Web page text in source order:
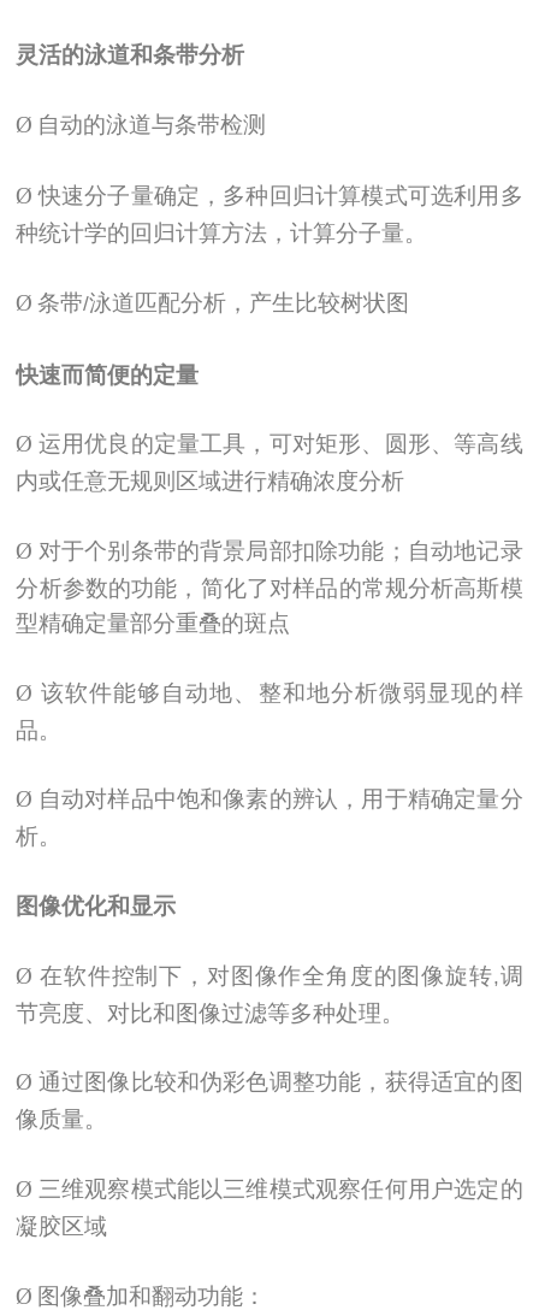
灵活的泳道和条带分析
Ø 自动的泳道与条带检测
Ø 快速分子量确定，多种回归计算模式可选利用多
种统计学的回归计算方法，计算分子量。
Ø 条带/泳道匹配分析，产生比较树状图
快速而简便的定量
Ø 运用优良的定量工具，可对矩形、圆形、等高线
内或任意无规则区域进行精确浓度分析
Ø 对于个别条带的背景局部扣除功能；自动地记录
分析参数的功能，简化了对样品的常规分析高斯模
型精确定量部分重叠的斑点
Ø 该软件能够自动地、整和地分析微弱显现的样
品。
Ø 自动对样品中饱和像素的辨认，用于精确定量分
析。
图像优化和显示
Ø 在软件控制下，对图像作全角度的图像旋转,调
节亮度、对比和图像过滤等多种处理。
Ø 通过图像比较和伪彩色调整功能，获得适宜的图
像质量。
Ø 三维观察模式能以三维模式观察任何用户选定的
凝胶区域
Ø 图像叠加和翻动功能：